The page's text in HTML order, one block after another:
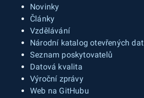
Novinky
Články
Vzdělávání
Národní katalog otevřených dat
Seznam poskytovatelů
Datová kvalita
Výroční zprávy
Web na GitHubu